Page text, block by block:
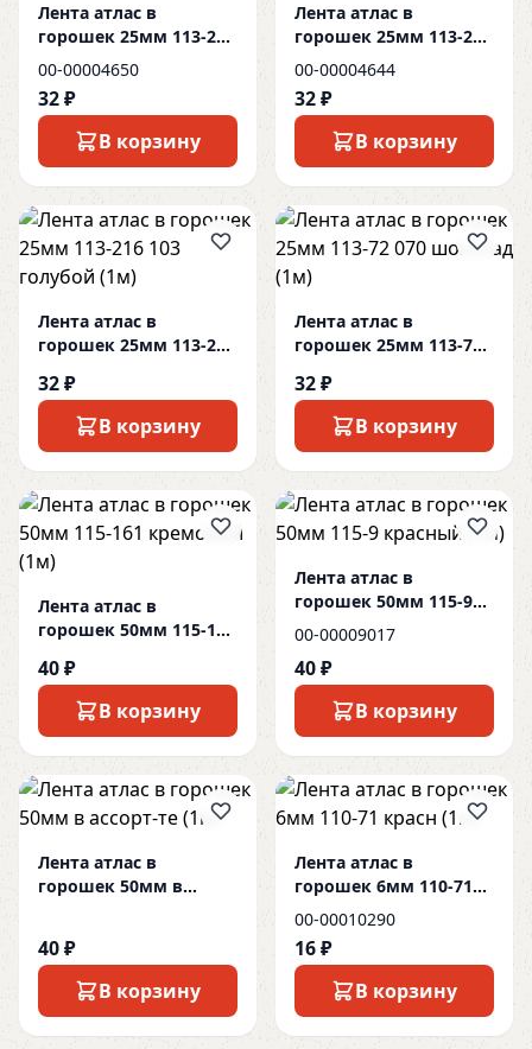
Лента атлас в
горошек 25мм 113-212
083 айвори (1м)
00-00004650
32 ₽
В корзину
Лента атлас в
горошек 25мм 113-215
074 тем зелен (1м)
00-00004644
32 ₽
В корзину
Лента атлас в
горошек 25мм 113-216
32 ₽
В корзину
Лента атлас в
горошек 25мм 113-72
32 ₽
В корзину
Лента атлас в
горошек 50мм 115-161
40 ₽
В корзину
Лента атлас в
горошек 50мм 115-9
красный (1м)
00-00009017
40 ₽
В корзину
Лента атлас в
горошек 50мм в
40 ₽
В корзину
Лента атлас в
горошек 6мм 110-71
красн (1м)
00-00010290
16 ₽
В корзину